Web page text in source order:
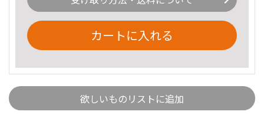
カートに入れる
欲しいものリストに追加